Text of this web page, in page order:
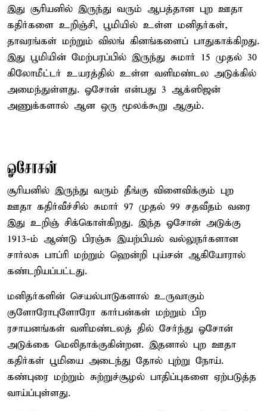
இது சூரியனில் இருந்து வரும் ஆபத்தான புற ஊதா
கதிர்களை உறிஞ்சி, பூமியில் உள்ள மனிதர்கள்,
தாவரங்கள் மற்றும் விலங் கினங்களைப் பாதுகாக்கிறது.
இது பூமியின் மேற்பரப்பில் இருந்து சுமார் 15 முதல் 30
கிலோமீட்டர் உயரத்தில் உள்ள வளிமண்டல அடுக்கில்
அமைந்துள்ளது. ஓசோன் என்பது 3 ஆக்ஸிஜன்
அணுக்களால் ஆன ஒரு மூலக்கூறு ஆகும்.
ஓசோசன்
சூரியனில் இருந்து வரும் தீங்கு விளைவிக்கும் புற
ஊதா கதிர்வீச்சில் சுமார் 97 முதல் 99 சதவீதம் வரை
இது உறிஞ் சிக்கொள்கிறது. இந்த ஓசோன் அடுக்கு
1913-ம் ஆண்டு பிரஞ்சு இயற்பியல் வல்லுநர்களான
சார்லசு பாப்ரி மற்றும் ஹென்றி புய்சன் ஆகியோரால்
கண்டறியப்பட்டது.
மனிதர்களின் செயல்பாடுகளால் உருவாகும்
குளோரோபுளோரோ கார்பன்கள் மற்றும் பிற
ரசாயனங்கள் வளிமண்டலத் தில் சேர்ந்து ஓசோன்
அடுக்கை மெலிதாக்குகின்றன. இதனால் புற ஊதா
கதிர்கள் பூமியை அடைந்து தோல் புற்று நோய்.
கண்புரை மற்றும் சுற்றுச்சூழல் பாதிப்புகளை ஏற்படுத்த
வாய்ப்புள்ளது.